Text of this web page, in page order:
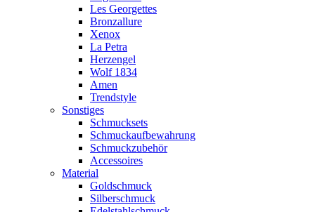
Les Georgettes
Bronzallure
Xenox
La Petra
Herzengel
Wolf 1834
Amen
Trendstyle
Sonstiges
Schmucksets
Schmuckaufbewahrung
Schmuckzubehör
Accessoires
Material
Goldschmuck
Silberschmuck